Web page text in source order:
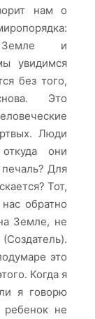
нам о
Земле и
увидимся
без того,
Это
Люди
они
Для
Тот,
обратно
Земле, не
это
Когда я
я говорю
ребенок не